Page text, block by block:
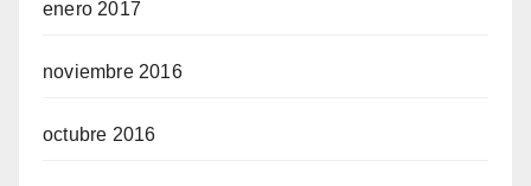
enero 2017
noviembre 2016
octubre 2016